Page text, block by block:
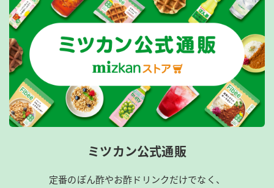
に複数名の方のエピソードを本キャンペーンサイト上にて
ご紹介及びたまご醤油たれに関する当社のプロモーション
活動に使用させていただきます。
【参加資格・条件】
・Twitterアカウントをお持ちであること。
・Twitterアカウント「@mizkan_official」をフォローし
ていること。
ォローしてください。応募投稿後のフォローの場合、当選
効となります。
ミツカン公式通販
定番のぽん酢やお酢ドリンクだけでなく、